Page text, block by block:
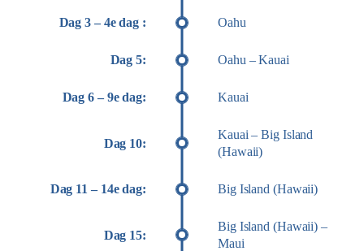
Dag 3 – 4e dag : Oahu
Dag 5: Oahu – Kauai
Dag 6 – 9e dag: Kauai
Dag 10:
Kauai – Big Island
(Hawaii)
Dag 11 – 14e dag: Big Island (Hawaii)
Dag 15:
Big Island (Hawaii) –
Maui